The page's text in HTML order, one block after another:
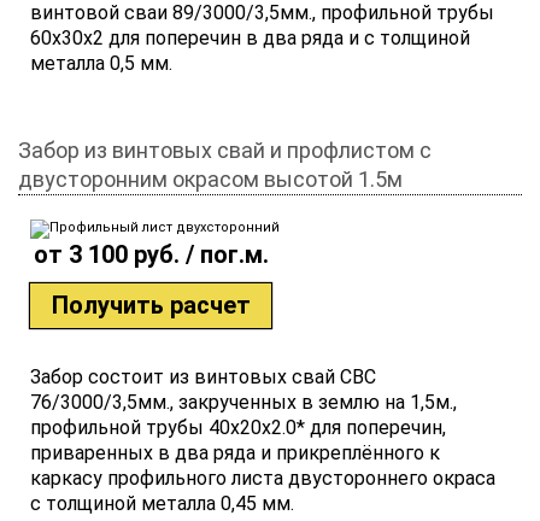
винтовой сваи 89/3000/3,5мм., профильной трубы
60х30х2 для поперечин в два ряда и с толщиной
металла 0,5 мм.
Забор из винтовых свай и профлистом с
двусторонним окрасом высотой 1.5м
от 3 100 руб. / пог.м.
Получить расчет
Забор состоит из винтовых свай СВС
76/3000/3,5мм., закрученных в землю на 1,5м.,
профильной трубы 40х20х2.0* для поперечин,
приваренных в два ряда и прикреплённого к
каркасу профильного листа двустороннего окраса
с толщиной металла 0,45 мм.